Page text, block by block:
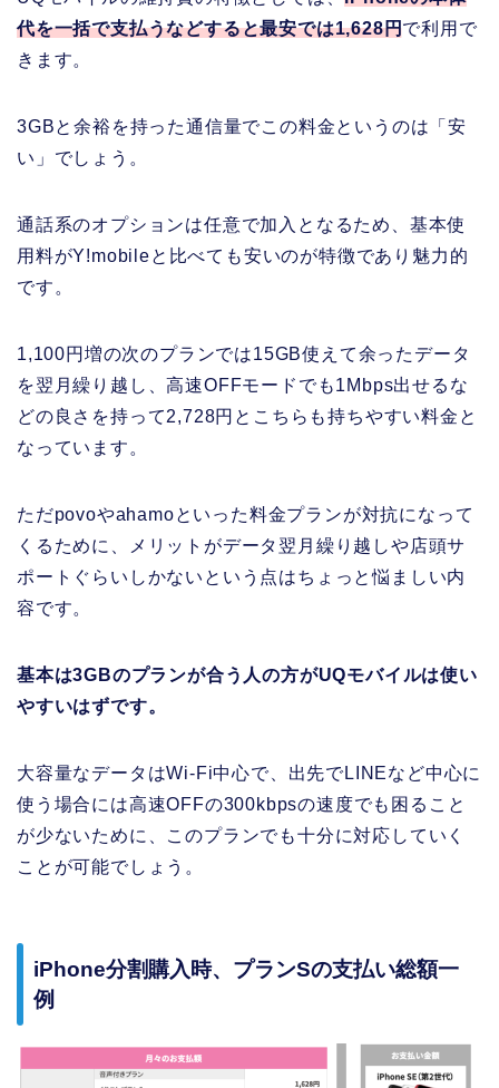
代を一括で支払うなどすると最安では1,628円 で利用で
きます。
3GBと余裕を持った通信量でこの料金というのは「安
い」でしょう。
通話系のオプションは任意で加入となるため、基本使
用料がY!mobileと比べても安いのが特徴であり魅力的
です。
1,100円増の次のプランでは15GB使えて余ったデータ
を翌月繰り越し、高速OFFモードでも1Mbps出せるな
どの良さを持って2,728円とこちらも持ちやすい料金と
なっています。
ただpovoやahamoといった料金プランが対抗になって
くるために、メリットがデータ翌月繰り越しや店頭サ
ポートぐらいしかないという点はちょっと悩ましい内
容です。
基本は3GBのプランが合う人の方がUQモバイルは使い
やすいはずです。
大容量なデータはWi-Fi中心で、出先でLINEなど中心に
使う場合には高速OFFの300kbpsの速度でも困ること
が少ないために、このプランでも十分に対応していく
ことが可能でしょう。
iPhone分割購入時、プランSの支払い総額一
例